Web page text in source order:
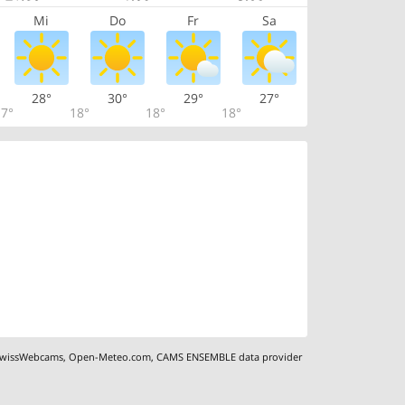
Mi Do Fr Sa
28°
18°
30°
18°
29°
18°
27°
,Open-Meteo.com,CAMS ENSEMBLE data provider